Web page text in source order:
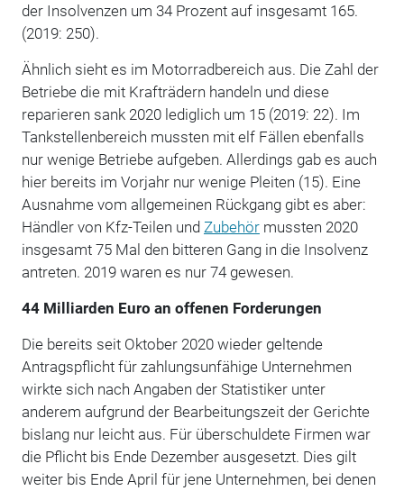
der Insolvenzen um 34 Prozent auf insgesamt 165.
(2019: 250).
Ähnlich sieht es im Motorradbereich aus. Die Zahl der
Betriebe die mit Krafträdern handeln und diese
reparieren sank 2020 lediglich um 15 (2019: 22). Im
Tankstellenbereich mussten mit elf Fällen ebenfalls
nur wenige Betriebe aufgeben. Allerdings gab es auch
hier bereits im Vorjahr nur wenige Pleiten (15). Eine
Ausnahme vom allgemeinen Rückgang gibt es aber:
Händler von Kfz-Teilen und Zubehörmussten 2020
insgesamt 75 Mal den bitteren Gang in die Insolvenz
antreten. 2019 waren es nur 74 gewesen.
44 Milliarden Euro an offenen Forderungen
Die bereits seit Oktober 2020 wieder geltende
Antragspflicht für zahlungsunfähige Unternehmen
wirkte sich nach Angaben der Statistiker unter
anderem aufgrund der Bearbeitungszeit der Gerichte
bislang nur leicht aus. Für überschuldete Firmen war
die Pflicht bis Ende Dezember ausgesetzt. Dies gilt
weiter bis Ende April für jene Unternehmen, bei denen